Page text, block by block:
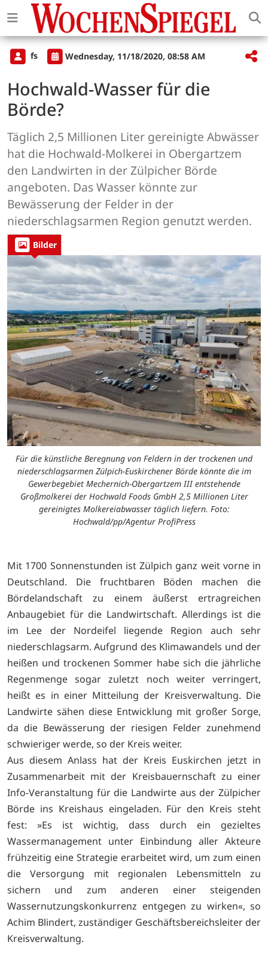
fs Wednesday, 11/18/2020, 08:58 AM
Hochwald-Wasser für die
Börde?
Täglich 2,5 Millionen Liter gereinigte Abwässer
hat die Hochwald-Molkerei in Obergartzem
den Landwirten in der Zülpicher Börde
angeboten. Das Wasser könnte zur
Bewässerung der Felder in der
niederschlagsarmen Region genutzt werden.
Bilder
Für die künstliche Beregnung von Feldern in der trockenen und
niederschlagsarmen Zülpich-Euskirchener Börde könnte die im
Gewerbegebiet Mechernich-Obergartzem III entstehende
Großmolkerei der Hochwald Foods GmbH 2,5 Millionen Liter
gereinigtes Molkereiabwasser täglich liefern. Foto:
Hochwald/pp/Agentur ProfiPress
Mit 1700 Sonnenstunden ist Zülpich ganz weit vorne in
Deutschland. Die fruchtbaren Böden machen die
Bördelandschaft zu einem äußerst ertragreichen
Anbaugebiet für die Landwirtschaft. Allerdings ist die
im Lee der Nordeifel liegende Region auch sehr
niederschlagsarm. Aufgrund des Klimawandels und der
heißen und trockenen Sommer habe sich die jährliche
Regenmenge sogar zuletzt noch weiter verringert,
heißt es in einer Mitteilung der Kreisverwaltung. Die
Landwirte sähen diese Entwicklung mit großer Sorge,
da die Bewässerung der riesigen Felder zunehmend
schwieriger werde, so der Kreis weiter.
Aus diesem Anlass hat der Kreis Euskirchen jetzt in
Zusammenarbeit mit der Kreisbauernschaft zu einer
Info-Veranstaltung für die Landwirte aus der Zülpicher
Börde ins Kreishaus eingeladen. Für den Kreis steht
fest: »Es ist wichtig, dass durch ein gezieltes
Wassermanagement unter Einbindung aller Akteure
frühzeitig eine Strategie erarbeitet wird, um zum einen
die Versorgung mit regionalen Lebensmitteln zu
sichern und zum anderen einer steigenden
Wassernutzungskonkurrenz entgegen zu wirken«, so
Achim Blindert, zuständiger Geschäftsbereichsleiter der
Kreisverwaltung.